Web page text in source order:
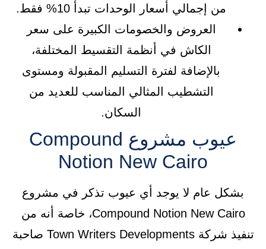
من إجمالي أسعار الوحدات تبدأ 10% فقط.
العروض والخصومات الكبيرة على سعر
الكاش في أنظمة التقسيط المختلفة،
بالإضافة لفترة التسليم المقبولة ومستوى
التشطيب المثالي المناسب للعديد من
السكان.
عيوب مشروع Compound
Notion New Cairo
بشكل عام لا يوجد أي عيوب تذكر في مشروع
Compound Notion New Cairo، خاصة أنه من
تنفيذ شركة Town Writers Developments صاحبة